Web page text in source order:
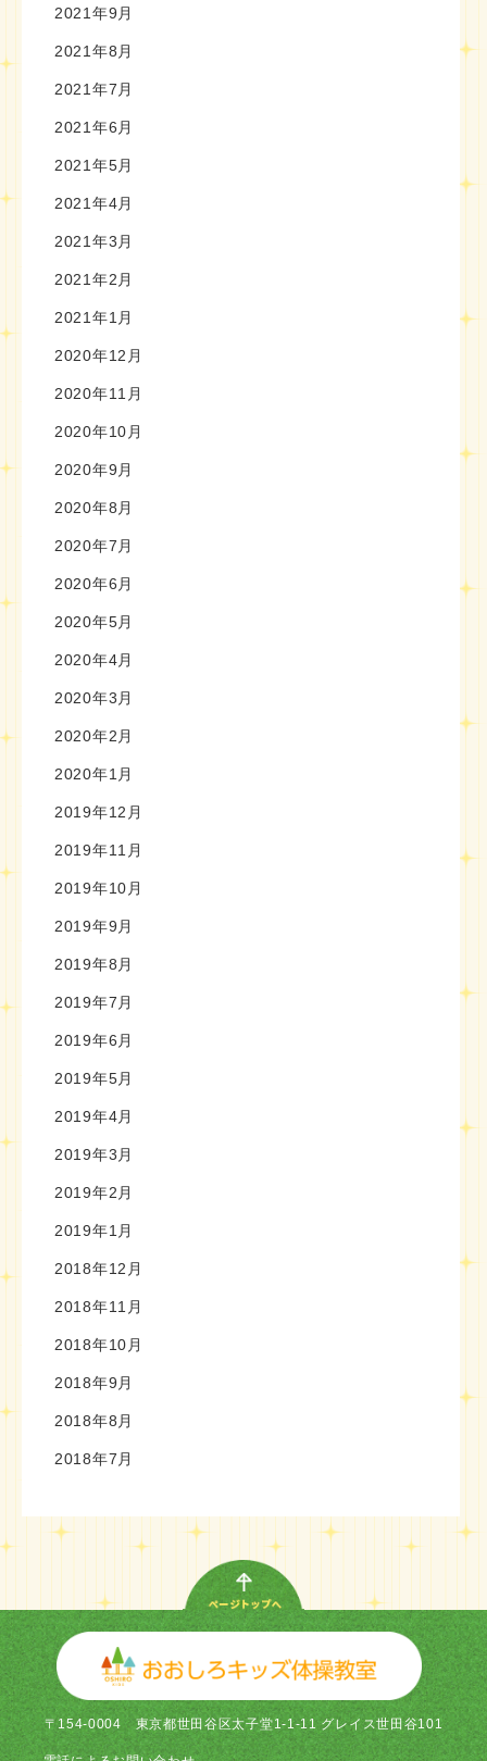
2021年9月
2021年8月
2021年7月
2021年6月
2021年5月
2021年4月
2021年3月
2021年2月
2021年1月
2020年12月
2020年11月
2020年10月
2020年9月
2020年8月
2020年7月
2020年6月
2020年5月
2020年4月
2020年3月
2020年2月
2020年1月
2019年12月
2019年11月
2019年10月
2019年9月
2019年8月
2019年7月
2019年6月
2019年5月
2019年4月
2019年3月
2019年2月
2019年1月
2018年12月
2018年11月
2018年10月
2018年9月
2018年8月
2018年7月
〒154-0004東京都世田谷区太子堂1-1-11 グレイス世田谷101